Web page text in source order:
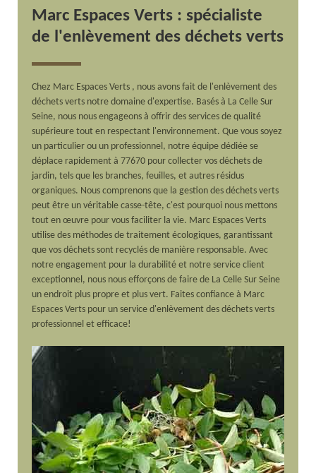
Marc Espaces Verts : spécialiste
de l'enlèvement des déchets verts
Chez Marc Espaces Verts , nous avons fait de l'enlèvement des
déchets verts notre domaine d'expertise. Basés à La Celle Sur
Seine, nous nous engageons à offrir des services de qualité
supérieure tout en respectant l'environnement. Que vous soyez
un particulier ou un professionnel, notre équipe dédiée se
déplace rapidement à 77670 pour collecter vos déchets de
jardin, tels que les branches, feuilles, et autres résidus
organiques. Nous comprenons que la gestion des déchets verts
peut être un véritable casse-tête, c'est pourquoi nous mettons
tout en œuvre pour vous faciliter la vie. Marc Espaces Verts
utilise des méthodes de traitement écologiques, garantissant
que vos déchets sont recyclés de manière responsable. Avec
notre engagement pour la durabilité et notre service client
exceptionnel, nous nous efforçons de faire de La Celle Sur Seine
un endroit plus propre et plus vert. Faites confiance à Marc
Espaces Verts pour un service d'enlèvement des déchets verts
professionnel et efficace!